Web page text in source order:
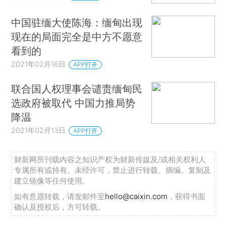
中国驻缅大使陈海：缅甸出现
现在的局面完全是中方不愿意
看到的
2021年02月16日 APP打开
联合国人权理事会谴责缅甸民
选政府被取代 中国力推局势
降温
2021年02月13日 APP打开
财新网所刊载内容之知识产权为财新传媒及/或相关权利人
专属所有或持有。未经许可，禁止进行转载、摘编、复制及
建立镜像等任何使用。
如有意愿转载，请发邮件至hello@caixin.com ，获得书面
确认及授权后，方可转载。